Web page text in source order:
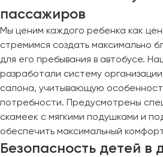
пассажиров
Мы ценим каждого ребенка как
стремимся создать максимально
для его пребывания в автобусе.
разработали систему
салона, учитывающую
потребности. Предусмотрены
скамеек с мягкими подушками и
обеспечить максимальный
Безопасность детей в